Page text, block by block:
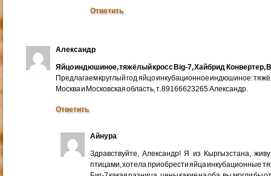
Ответить
Александр
Яйцо индюшиное, тяжёлый кросс Big-7, Хайбрид Конвертер,
Предлагаем круглый год яйцо инкубационное индюшиное:
Москва и Московская область, т. 89166623265 Александр.
Ответить
Айнура
Здравствуйте, Александр! Я из Кыргызстана,
птицами, хотела приобрести яйца инкубационные